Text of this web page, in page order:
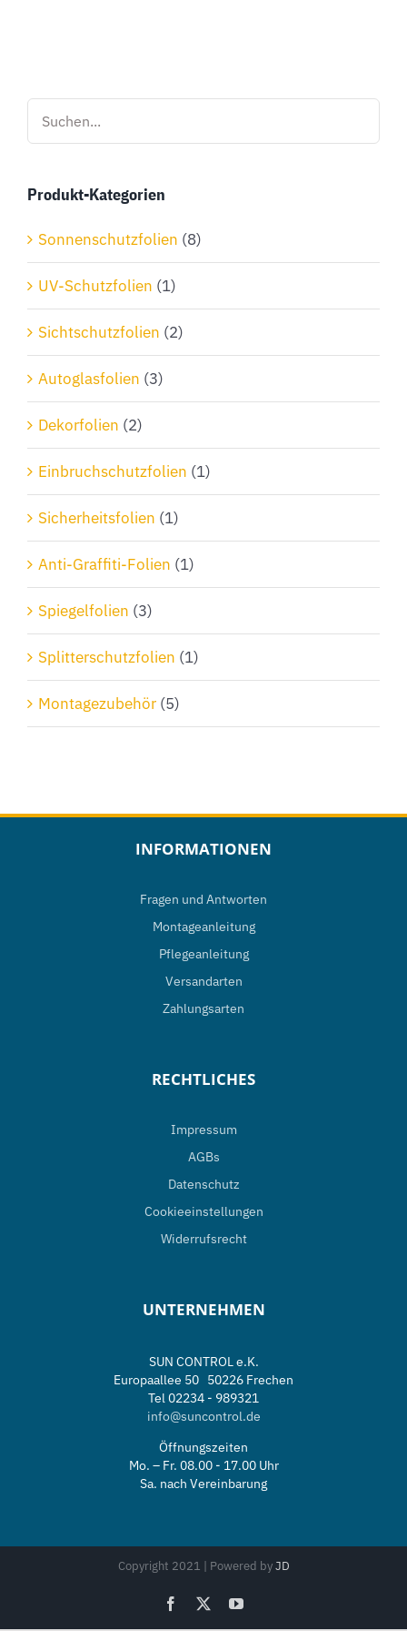
Die
können
Produktseite
gewählt
werden
Produkt-Kategorien
Sonnenschutzfolien (8)
UV-Schutzfolien (1)
Sichtschutzfolien (2)
Autoglasfolien (3)
Dekorfolien (2)
Einbruchschutzfolien (1)
Sicherheitsfolien (1)
Anti-Graffiti-Folien (1)
Spiegelfolien (3)
Splitterschutzfolien (1)
Montagezubehör (5)
INFORMATIONEN
Fragen und Antworten
Montageanleitung
Pflegeanleitung
Versandarten
Zahlungsarten
RECHTLICHES
Impressum
AGBs
Datenschutz
Cookieeinstellungen
Widerrufsrecht
UNTERNEHMEN
SUN CONTROL e.K.
Europaallee 50 50226 Frechen
Tel 02234 - 989321
info@suncontrol.de
Öffnungszeiten
Mo. – Fr. 08.00 - 17.00 Uhr
Sa. nach Vereinbarung
Copyright 2021 | Powered byJD
Facebook YouTube